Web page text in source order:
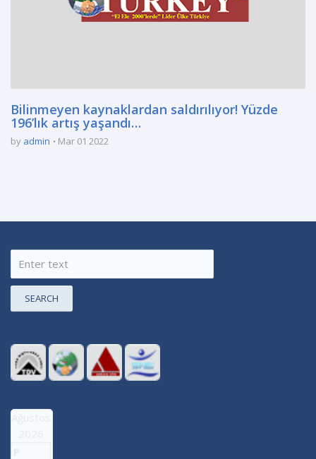
Bilinmeyen kaynaklardan saldırılıyor! Yüzde
196’lık artış yaşandı…
by admin Mar 01 2022
SEARCH
Ağustos
2026
P